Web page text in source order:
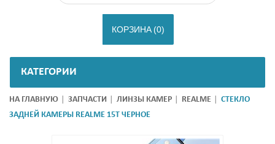
КОРЗИНА (0)
КАТЕГОРИИ
НА ГЛАВНУЮ ЗАПЧАСТИ ЛИНЗЫ КАМЕР REALME
СТЕКЛО
ЗАДНЕЙ КАМЕРЫ REALME 15T ЧЕРНОЕ